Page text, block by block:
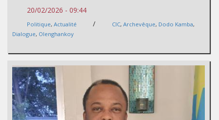
20/02/2026 - 09:44
Politique, Actualité / CIC, Archevêque, Dodo Kamba,
Dialogue, Olenghankoy